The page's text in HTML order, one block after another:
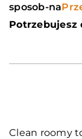
sposob-na
Potrzebujesz
Clean roomy